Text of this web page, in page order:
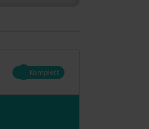
Komplett